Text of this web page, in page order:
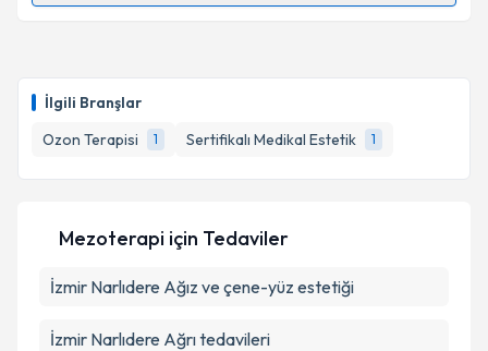
İlgili Branşlar
Ozon Terapisi
1 Sertifikalı Medikal Estetik 1
E-posta Adresiniz
Metni'ni okudum ve kişisel verilerimin belirtilen
Takvim Talebini Gönder
Mezoterapi için Tedaviler
İzmir Narlıdere Ağız ve çene-yüz estetiği
İzmir Narlıdere Ağrı tedavileri